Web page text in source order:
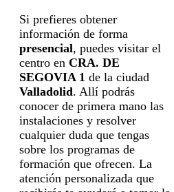
Si prefieres obtener
información de forma
presencial, puedes visitar el
centro en CRA. DE
SEGOVIA 1 de la ciudad
Valladolid. Allí podrás
conocer de primera mano las
instalaciones y resolver
cualquier duda que tengas
sobre los programas de
formación que ofrecen. La
atención personalizada que